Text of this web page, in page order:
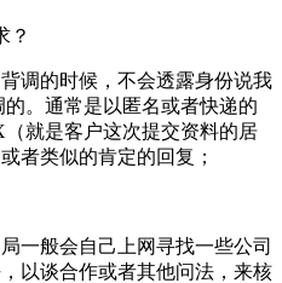
？
调的时候，不会透露身份说我
。通常是以匿名或者快递的
就是客户这次提交资料的居
者类似的肯定的回复；
一般会自己上网寻找一些公司
以谈合作或者其他问法，来核